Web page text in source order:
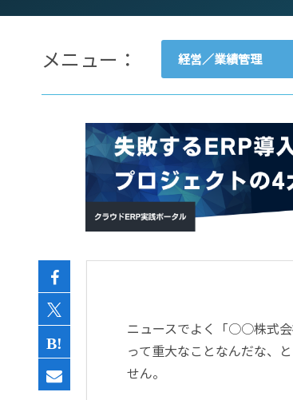
メニュー： 経営／業績管理
会計
経営／業績管理
サプライチェーン／
CRM／営業支援／Eコ
データ分析／BI
ニュースでよく「○○株式会
って重大なことなんだな、
せん。